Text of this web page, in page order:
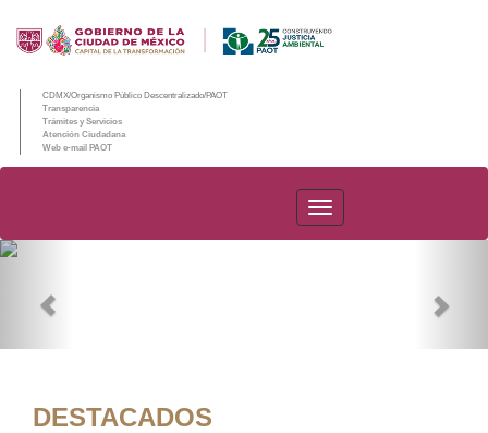
CDMX/Organismo Público Descentralizado/PAOT
Transparencia
Trámites y Servicios
Atención Ciudadana
Web e-mail PAOT
PAOT
DESTACADOS